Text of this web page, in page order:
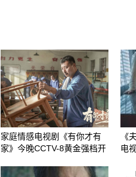
家庭情感电视剧《有你才有
家》今晚CCTV-8黄金强档开
《
电